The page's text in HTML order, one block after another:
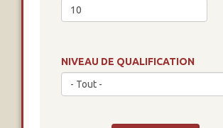
NIVEAU DE QUALIFICATION